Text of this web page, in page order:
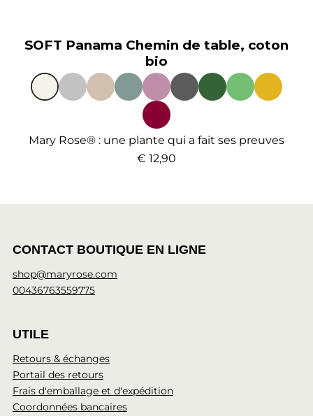
SOFT Panama Chemin de table, coton
bio
Mary Rose® : une plante qui a fait ses preuves
€ 12,90
CONTACT BOUTIQUE EN LIGNE
shop@maryrose.com
00436763559775
UTILE
Retours & échanges
Portail des retours
Frais d'emballage et d'expédition
Coordonnées bancaires